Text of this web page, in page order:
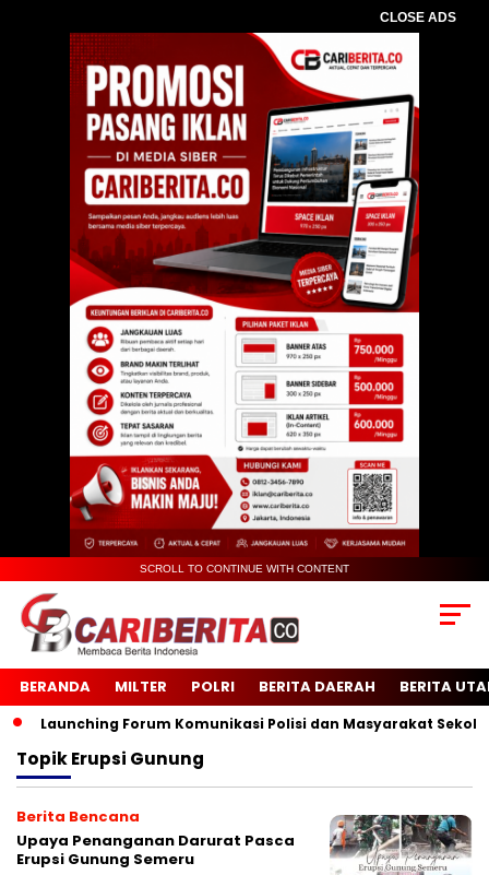
CLOSE ADS
SCROLL TO CONTINUE WITH CONTENT
BERANDA MILTER POLRI BERITA DAERAH BERITA
Launching Forum Komunikasi Polisi dan Masyarakat Sekolah
TopikErupsi Gunung
Berita Bencana
Upaya Penanganan Darurat Pasca
Erupsi Gunung Semeru